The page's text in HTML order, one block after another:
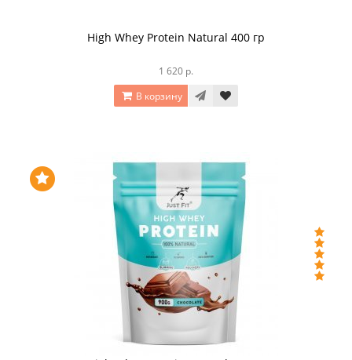
High Whey Protein Natural 400 гр
1 620 р.
В корзину